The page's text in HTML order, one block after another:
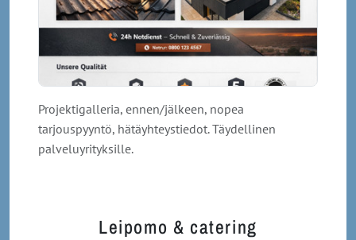
Projektigalleria, ennen/jälkeen, nopea
tarjouspyyntö, hätäyhteystiedot. Täydellinen
palveluyrityksille.
Leipomo & catering